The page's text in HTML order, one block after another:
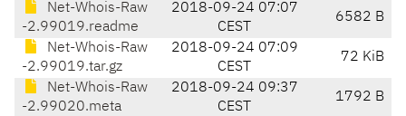
Net-Whois-Raw
-2.99019.readme
2018-09-24 07:07
CEST
6582 B
Net-Whois-Raw
-2.99019.tar.gz
2018-09-24 07:09
CEST
72 KiB
Net-Whois-Raw
-2.99020.meta
2018-09-24 09:37
CEST
1792 B